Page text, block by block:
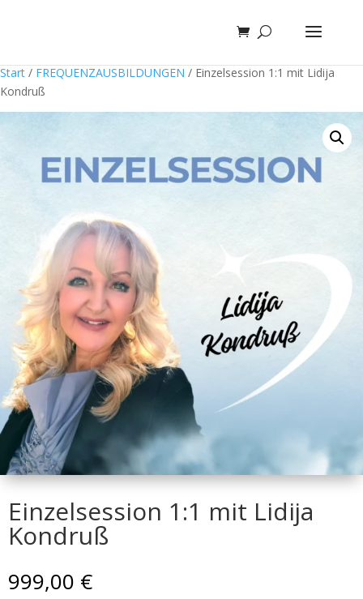
Start / FREQUENZAUSBILDUNGEN / Einzelsession 1:1 mit Lidija
Kondruß
Einzelsession 1:1 mit Lidija
Kondruß
999,00 €